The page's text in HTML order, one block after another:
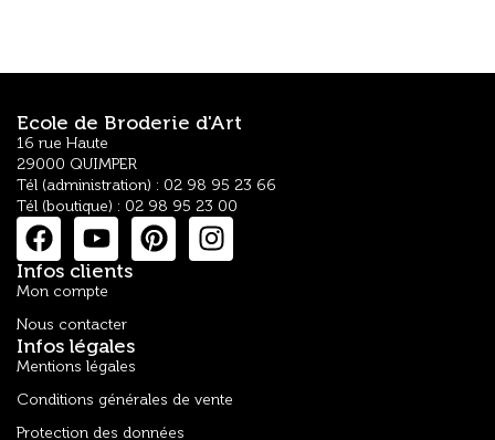
Ecole de Broderie d'Art
16 rue Haute
29000 QUIMPER
Tél (administration) : 02 98 95 23 66
Tél (boutique) : 02 98 95 23 00
Infos clients
Mon compte
Nous contacter
Infos légales
Mentions légales
Conditions générales de vente
Protection des données